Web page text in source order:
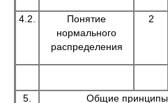
4.2.
Понятие
нормального
распределения
2
5. Общие принципы